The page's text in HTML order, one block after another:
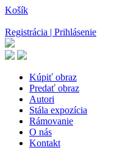
Košík
Registrácia | Prihlásenie
Kúpiť obraz
Predať obraz
Autori
Stála expozícia
Rámovanie
O nás
Kontakt